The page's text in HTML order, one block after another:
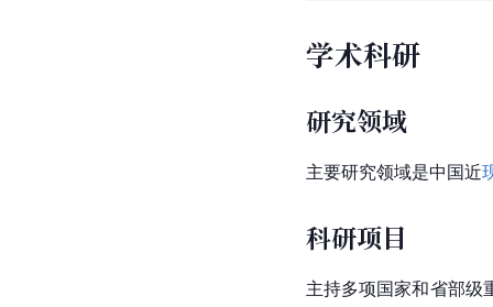
学术科研
研究领域
主要研究领域是中国近
科研项目
主持多项国家和省部级